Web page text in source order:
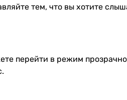
тем, что вы хотите
перейти в режим